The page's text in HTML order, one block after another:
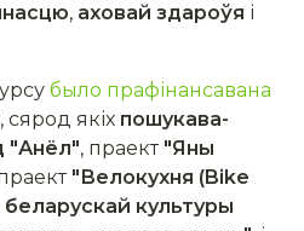
, аховай здароўя і
было прафінансавана
якіх пошукава-
"Анёл", праект"Яны
"Велокухня (Bike
культуры